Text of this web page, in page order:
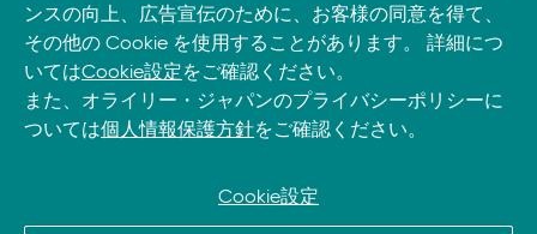
		2.2.4　ペイロード長
		2.2.5　次ヘッダ
		2.2.6　ホップ制限
		2.2.7　送信元アドレス
		2.2.8　宛先アドレス
		2.3.2　経路制御ヘッダ
ンスの向上、広告宣伝のために、お客様の同意を得て、
その他の Cookie を使用することがあります。 詳細につ
いてはCookie設定をご確認ください。
また、オライリー・ジャパンのプライバシーポリシーに
ついては個人情報保護方針をご確認ください。
Cookie設定